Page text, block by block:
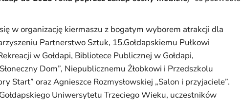
w organizację kiermaszu z bogatym wyborem atrakcji dla
Partnerstwo Sztuk, 15.Gołdapskiemu Pułkowi
w Gołdapi, Bibliotece Publicznej w Gołdapi,
Dom”, Niepublicznemu Żłobkowi i Przedszkolu
Start” oraz Agnieszce Rozmysłowskiej „Salon i przyjaciele”.
Uniwersytetu Trzeciego Wieku, uczestników